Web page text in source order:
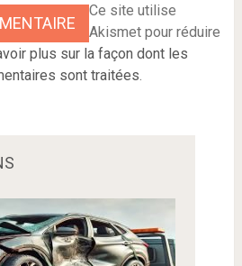
Ce site utilise
Akismet pour réduire
plus sur la façon dont les
sont traitées.